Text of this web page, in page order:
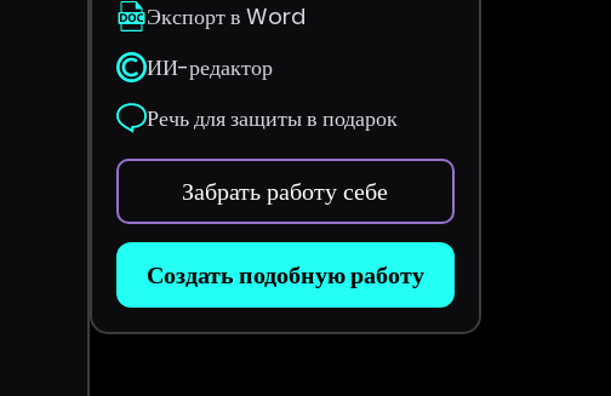
Экспорт в Word
ИИ-редактор
Речь для защиты в подарок
Забрать работу себе
Создать подобную работу